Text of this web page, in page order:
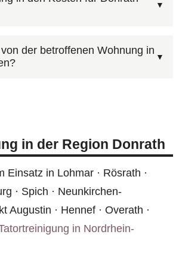
Mietwohnungen in Donrath sollte
stehen wir Ihnen zur
Uhr erreichbar.
und entsorgen bei Bedarf
Polstermöbel und
der betroffenen Wohnung in
für Donrath. Die Erstberatung
unverbindlich.
in der Region Donrath
Einsatz in Lohmar · Rösrath ·
· Spich · Neunkirchen-
Augustin · Hennef · Overath ·
in Nordrhein-